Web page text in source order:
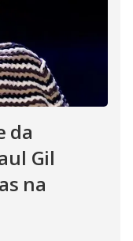
da
Gil
na